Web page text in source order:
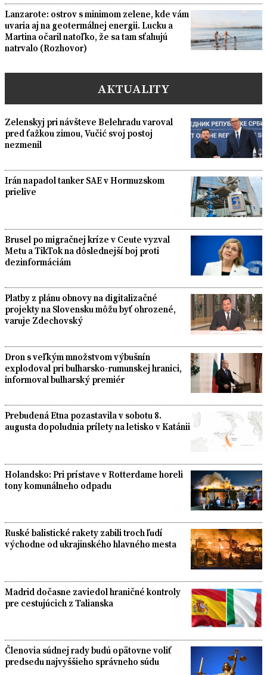
Lanzarote: ostrov s minimom zelene, kde vám
uvaria aj na geotermálnej energii. Lucku a
Martina očaril natoľko, že sa tam sťahujú
natrvalo (Rozhovor)
AKTUALITY
Zelenskyj pri návšteve Belehradu varoval
pred ťažkou zimou, Vučić svoj postoj
nezmenil
Irán napadol tanker SAE v Hormuzskom
prielive
Brusel po migračnej kríze v Ceute vyzval
Metu a TikTok na dôslednejší boj proti
dezinformáciám
Platby z plánu obnovy na digitalizačné
projekty na Slovensku môžu byť ohrozené,
varuje Zdechovský
Dron s veľkým množstvom výbušnín
explodoval pri bulharsko-rumunskej hranici,
informoval bulharský premiér
Prebudená Etna pozastavila v sobotu 8.
augusta dopoludnia prílety na letisko v Katánii
Holandsko: Pri prístave v Rotterdame horeli
tony komunálneho odpadu
Ruské balistické rakety zabili troch ľudí
východne od ukrajinského hlavného mesta
Madrid dočasne zaviedol hraničné kontroly
pre cestujúcich z Talianska
Členovia súdnej rady budú opätovne voliť
predsedu najvyššieho správneho súdu